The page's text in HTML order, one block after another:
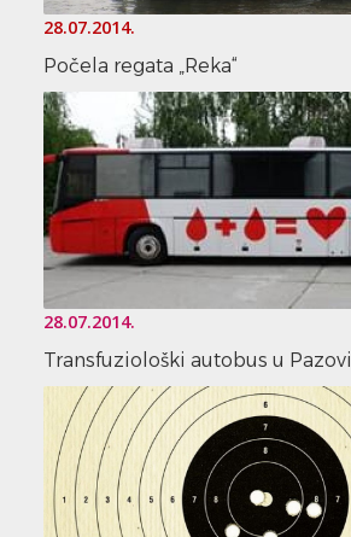
28.07.2014.
Počela regata „Reka“
28.07.2014.
Transfuziološki autobus u Pazovi